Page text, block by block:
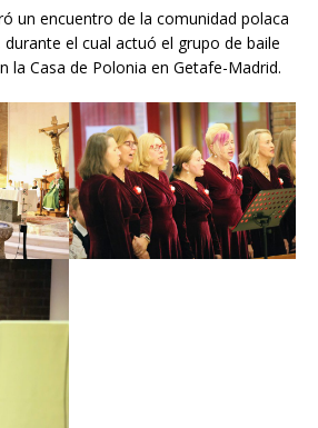
un encuentro de la comunidad polaca
el cual actuó el grupo de baile
la Casa de Polonia en Getafe-Madrid.